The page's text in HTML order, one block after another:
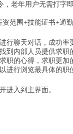
，老年用户无需打
范围+技能证书+通
行聊天对话，成功率
到内部人员提供求职
职的心得，求职更加
进行浏览最具体的职
进入到主界面。